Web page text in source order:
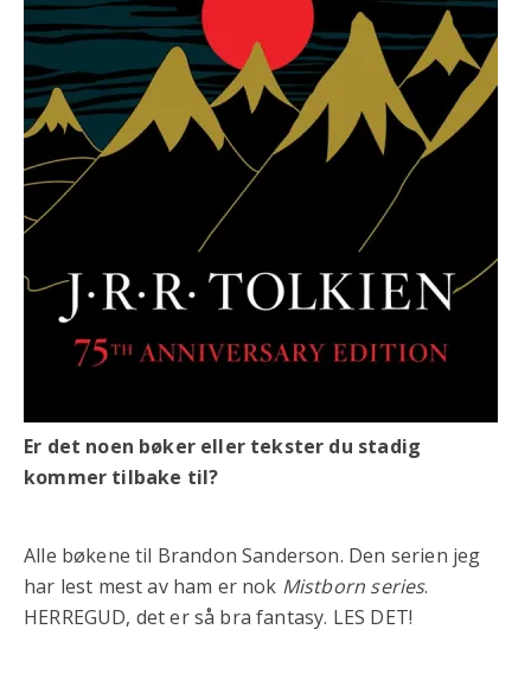
Er det noen bøker eller tekster du stadig
kommer tilbake til?
Alle bøkene til Brandon Sanderson. Den serien jeg
har lest mest av ham er nok Mistborn series.
HERREGUD, det er så bra fantasy. LES DET!